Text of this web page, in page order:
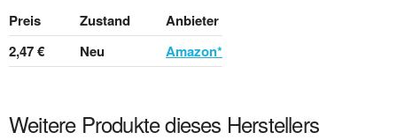
Preis Zustand
Anbieter
2,47 €
Neu Amazon*
Weitere Produkte dieses Herstellers